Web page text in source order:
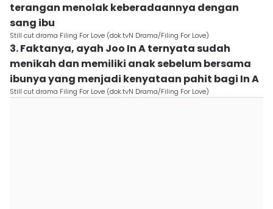
terangan menolak keberadaannya dengan
sang ibu
Still cut drama Filing For Love (dok.tvN Drama/Filing For Love)
3. Faktanya, ayah Joo In A ternyata sudah
menikah dan memiliki anak sebelum bersama
ibunya yang menjadi kenyataan pahit bagi In A
Still cut drama Filing For Love (dok.tvN Drama/Filing For Love)